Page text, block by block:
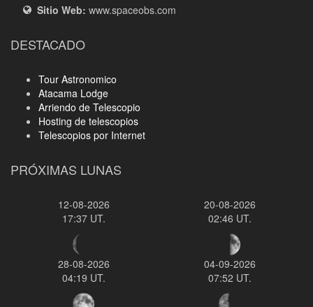
Sitio Web: www.spaceobs.com
DESTACADO
Tour Astronomico
Atacama Lodge
Arriendo de Telescopio
Hosting de telescopios
Telescopios por Internet
PRÓXIMAS LUNAS
12-08-2026
17:37 UT.
20-08-2026
02:46 UT.
28-08-2026
04:19 UT.
04-09-2026
07:52 UT.